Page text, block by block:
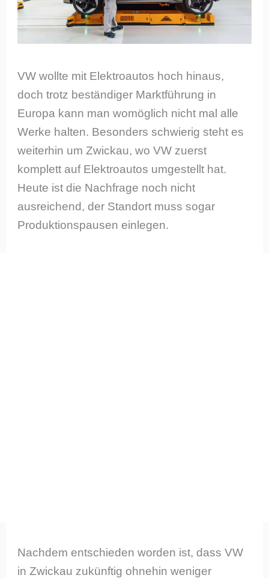
VW wollte mit Elektroautos hoch hinaus,
doch trotz beständiger Marktführung in
Europa kann man womöglich nicht mal alle
Werke halten. Besonders schwierig steht es
weiterhin um Zwickau, wo VW zuerst
komplett auf Elektroautos umgestellt hat.
Heute ist die Nachfrage noch nicht
ausreichend, der Standort muss sogar
Produktionspausen einlegen.
Nachdem entschieden worden ist, dass VW
in Zwickau zukünftig ohnehin weniger